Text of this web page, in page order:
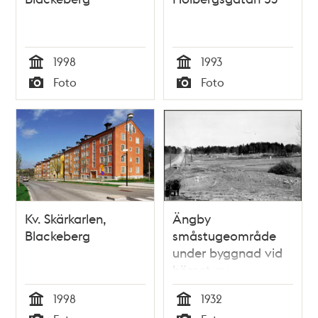
Tid
1998
Typ
Foto Tid
1993
Typ
Foto
Kv. Skärkarlen,
Blackeberg
Tid
1998
Ängby
småstugeområde
under byggnad vid
hörnet av
Blackebergsvägen
och Ängbyvägen,
Tid
1932